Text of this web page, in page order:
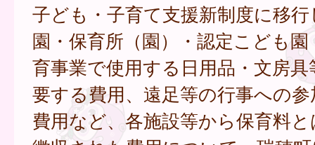
子ども・子育て支援新制度に移
園・保育所（園）・認定こども園
育事業で使用する日用品・文房
要する費用、遠足等の行事への
費用など、各施設等から保育料